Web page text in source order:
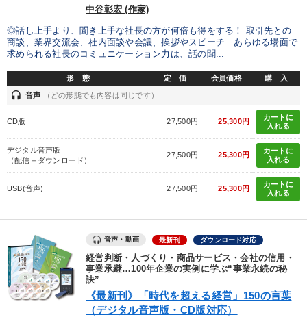
リーダーの器量を学ぶ
テーマ
後継社長・アトツギ 最新技術・トレンド
オーナー社長の「現場力の経営」＋現場の「儲ける力」をさらに
高める教材２選
2025年春季全国経営者セミナー収録講演ＣＤ・講演ＤＶＤ・デジ
タル版（音声／動画ストリーミング・ダウンロード）
音声と動画で学ぶ 営業・社員研修
製造業 卸売・小売・飲食業 建設・不動産業
IT・サービス・金融業 コンサルタント 専門家
中谷彰宏 (作家)
◎話し上手より、聞き上手な社長の方が何倍も得をする！ 取引先との
商談、業界交流会、社内面談や会議、挨拶やスピーチ…あらゆる場面で
求められる社長のコミュニケーション力は、話の聞...
形 態 定 価 会員価格 購 入
headset 音声 （どの形態でも内容は同じです）
CD版 27,500円 25,300円
カートに
入れる
デジタル音声版
（配信＋ダウンロード）
27,500円 25,300円
カートに
入れる
USB(音声) 27,500円 25,300円
カートに
入れる
音声・動画 最新刊 ダウンロード対応
経営判断・人づくり・商品サービス・会社の信用・
事業承継…100年企業の実例に学ぶ“事業永続の秘
訣”
《最新刊》「時代を超える経営」150の言葉
（デジタル音声版・CD版対応）